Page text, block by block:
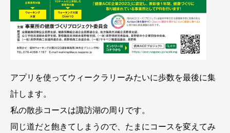
アプリを使ってウィークラリーみたいに歩数を最後に集
計します。
私の散歩コースは諏訪湖の周りです。
同じ道だと飽きてしまうので、たまにコースを変えてみ